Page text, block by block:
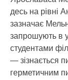
десь на рівні
зазначає
запрошують в
студентами
— зізнається
герметичним